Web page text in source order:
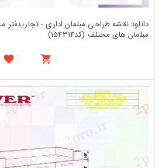
دانلود نقشه طراحی مبلمان اداری - تجاریدفتر
مبلمان های مختلف (کد154314)